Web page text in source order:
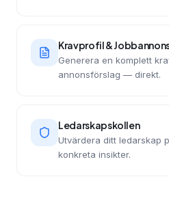
Kravprofil &
Generera en komplett
annonsförslag — direkt.
Ledarskapskollen
Utvärdera ditt ledarskap
konkreta insikter.